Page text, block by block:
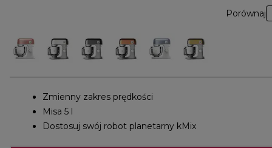
Porównaj
Zmienny zakres prędkości
Misa 5 l
Dostosuj swój robot planetarny kMix